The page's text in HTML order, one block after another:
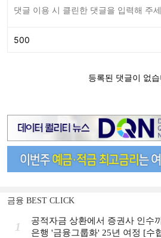
금융 BEST CLICK
1
공적자금 상환에서 증권사 인수
은행 '금융그룹화' 25년 여정 [수